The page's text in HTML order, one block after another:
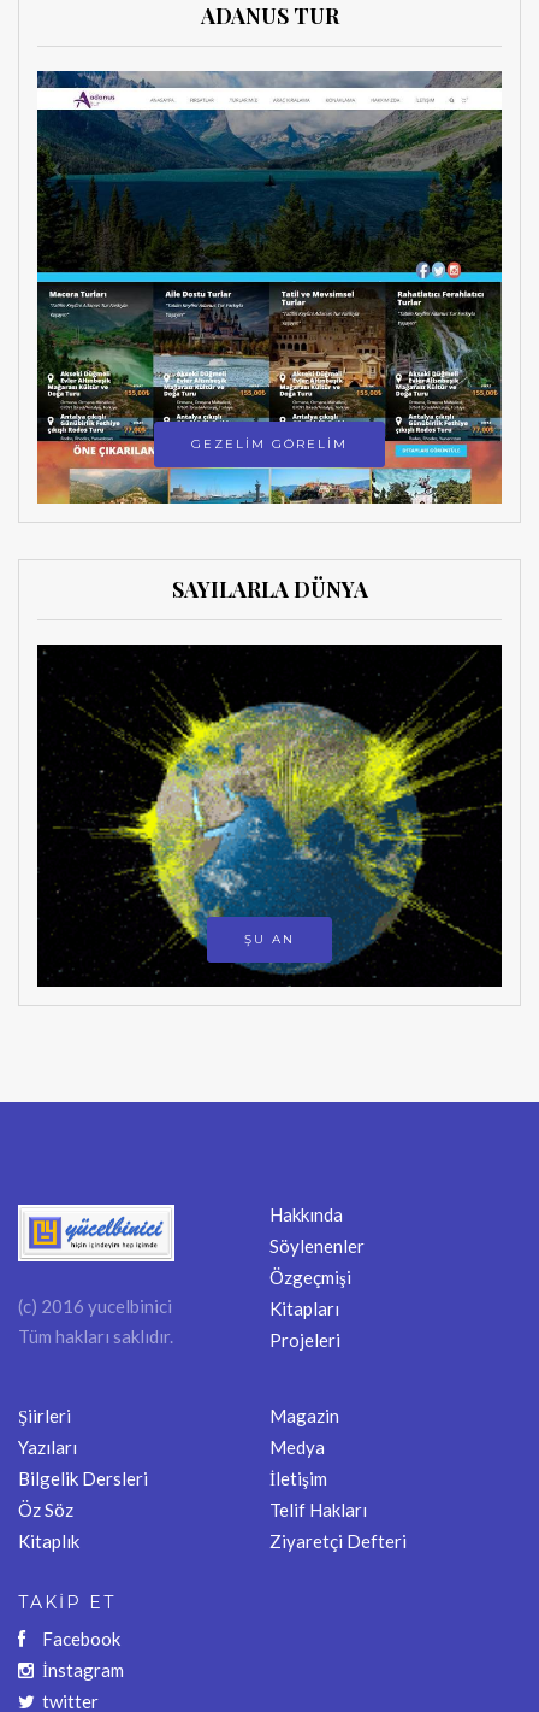
ADANUS TUR
GEZELİM GÖRELİM
SAYILARLA DÜNYA
ŞU AN
(c) 2016 yucelbinici
Tüm hakları saklıdır.
Hakkında
Söylenenler
Özgeçmişi
Kitapları
Projeleri
Şiirleri
Yazıları
Bilgelik Dersleri
Öz Söz
Kitaplık
Magazin
Medya
İletişim
Telif Hakları
Ziyaretçi Defteri
TAKİP ET
Facebook
İnstagram
twitter